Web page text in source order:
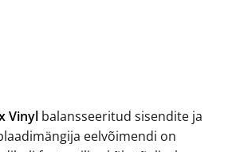
Vinyl balansseeritud sisendite ja
eelvõimendi on